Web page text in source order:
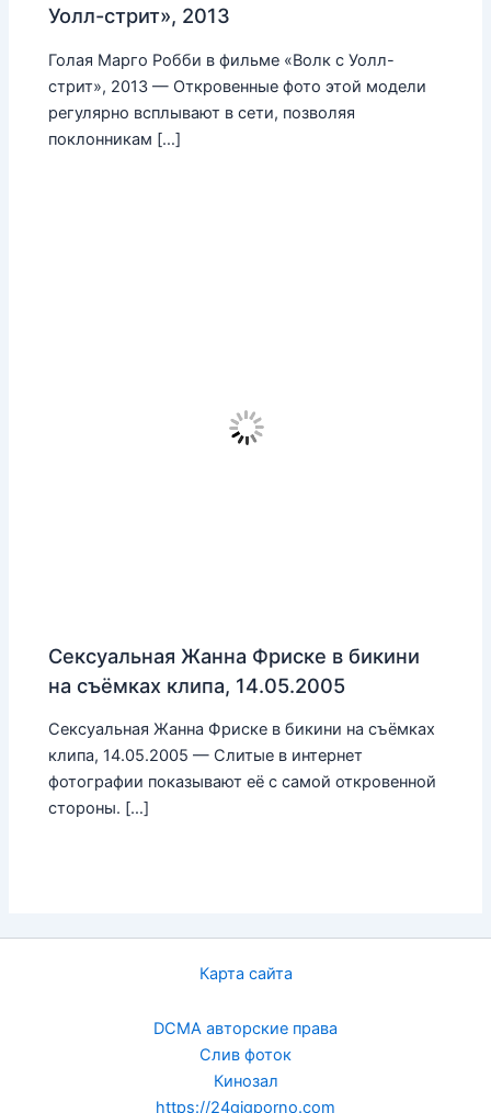
Уолл-стрит», 2013
Голая Марго Робби в фильме «Волк с Уолл-
стрит», 2013 — Откровенные фото этой модели
регулярно всплывают в сети, позволяя
поклонникам […]
Сексуальная Жанна Фриске в бикини
на съёмках клипа, 14.05.2005
Сексуальная Жанна Фриске в бикини на съёмках
клипа, 14.05.2005 — Слитые в интернет
фотографии показывают её с самой откровенной
стороны. […]
Карта сайта
DCMA авторские права
Слив фоток
Кинозал
https://24gigporno.com